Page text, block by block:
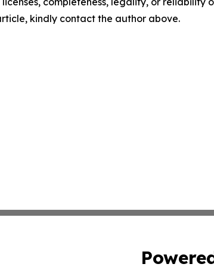
kindly contact the author above.